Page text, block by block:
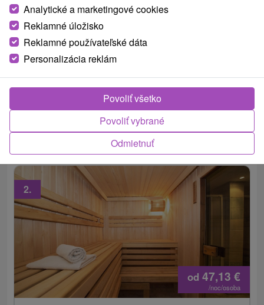
Pobyt Senior s balíčkom služieb za
zvýhodnenú cenu: Liečivý oddych a zaslúžený
relax v kúpeľoch
Od 3 Nocí
Plná Penzia
Nechajte sa rozmaznávať liečivou vodou, chutnou
stravou a láskavým prístupom, ktorý zregeneruje
telo aj myseľ.
od 47,13 €
/noc/osoba
2.
Analytické a marketingové cookies
Reklamné úložisko
Reklamné používateľské dáta
Personalizácia reklám
Odmietnuť
Povoliť vybrané
Povoliť všetko